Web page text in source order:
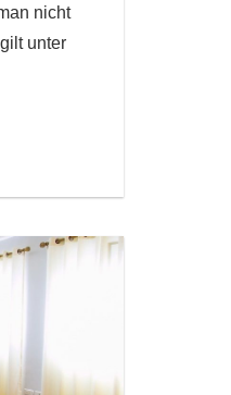
nicht
unter